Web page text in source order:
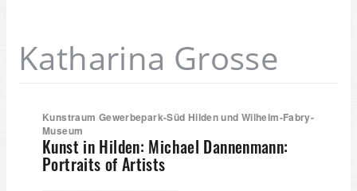
Katharina Grosse
Kunstraum Gewerbepark-Süd Hilden und Wilhelm-Fabry-
Museum
Kunst in Hilden: Michael Dannenmann:
Portraits of Artists